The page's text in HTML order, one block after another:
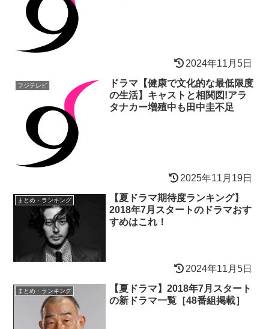
2024年11月5日
フジテレビ
ドラマ【健康で文化的な最低限度
の生活】キャストと相関図!アラ
タナカー増殖中も田中圭不足
2025年11月19日
まとめ・ランキング
【夏ドラマ期待度ランキング】
2018年7月スタートのドラマおす
すめはこれ！
2024年11月5日
まとめ・ランキング
【夏ドラマ】2018年7月スタート
の新ドラマ一覧［48番組掲載］